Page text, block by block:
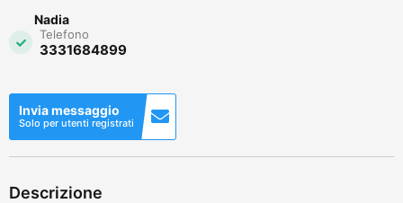
Nadia
Telefono
3331684899
Invia messaggio
Solo per utenti registrati
Descrizione